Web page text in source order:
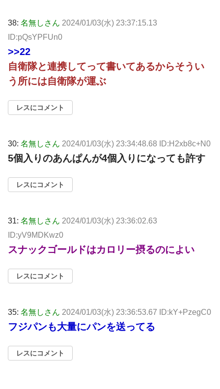
38: 名無しさん 2024/01/03(水) 23:37:15.13
ID:pQsYPFUn0
>>22
自衛隊と連携してって書いてあるからそうい
う所には自衛隊が運ぶ
レスにコメント
30: 名無しさん 2024/01/03(水) 23:34:48.68 ID:H2xb8c+N0
5個入りのあんぱんが4個入りになっても許す
レスにコメント
31: 名無しさん 2024/01/03(水) 23:36:02.63
ID:yV9MDKwz0
スナックゴールドはカロリー摂るのによい
レスにコメント
35: 名無しさん 2024/01/03(水) 23:36:53.67 ID:kY+PzegC0
フジパンも大量にパンを送ってる
レスにコメント